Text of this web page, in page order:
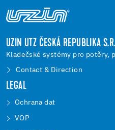
UZIN UTZ ČESKÁ REPUBLIKA
Kladečské systémy pro potěry,
Contact & Direction
LEGAL
Ochrana dat
VOP